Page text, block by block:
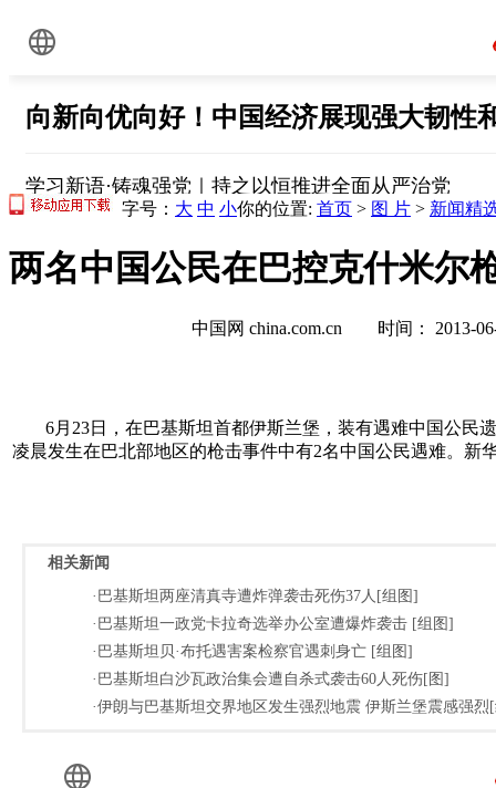
字号： 大 中 小你的位置: 首页 > 图 片 > 新闻精
两名中国公民在巴控克什米尔
中国网 china.com.cn 时间：
6月23日，在巴基斯坦首都伊斯兰堡，装有遇难中国公民
凌晨发生在巴北部地区的枪击事件中有2名中国公民遇难。新
相关新闻
·巴基斯坦两座清真寺遭炸弹袭击死伤37人[组图]
·巴基斯坦一政党卡拉奇选举办公室遭爆炸袭击 [组图]
·巴基斯坦贝·布托遇害案检察官遇刺身亡 [组图]
·巴基斯坦白沙瓦政治集会遭自杀式袭击60人死伤[图]
·伊朗与巴基斯坦交界地区发生强烈地震 伊斯兰堡震感强烈